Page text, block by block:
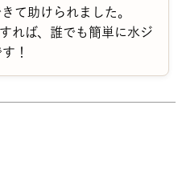
て助けられました。
れば、誰でも簡単に水ジ
！